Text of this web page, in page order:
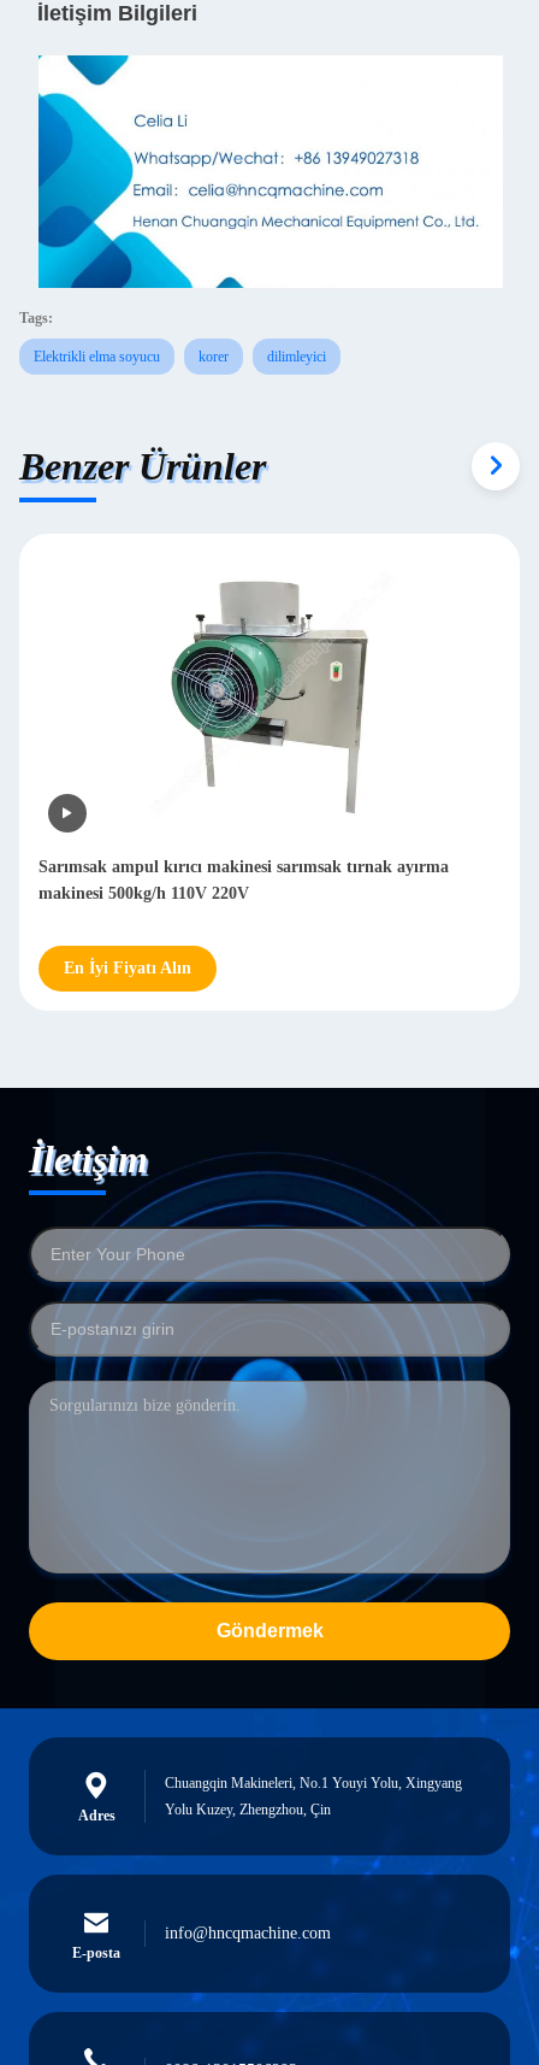
İletişim Bilgileri
Tags:
Elektrikli elma soyucu korer dilimleyici
Benzer Ürünler
Sarımsak ampul kırıcı makinesi sarımsak tırnak ayırma
makinesi 500kg/h 110V 220V
En İyi Fiyatı Alın
İletişim
Göndermek
Adres
Chuangqin Makineleri, No.1 Youyi Yolu, Xingyang
Yolu Kuzey, Zhengzhou, Çin
E-posta
info@hncqmachine.com